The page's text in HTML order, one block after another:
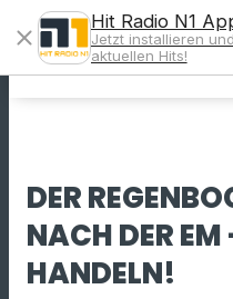
DER
NACH DER
HANDELN!
close
Hit Radio N1
Jetzt installieren
aktuellen Hits!